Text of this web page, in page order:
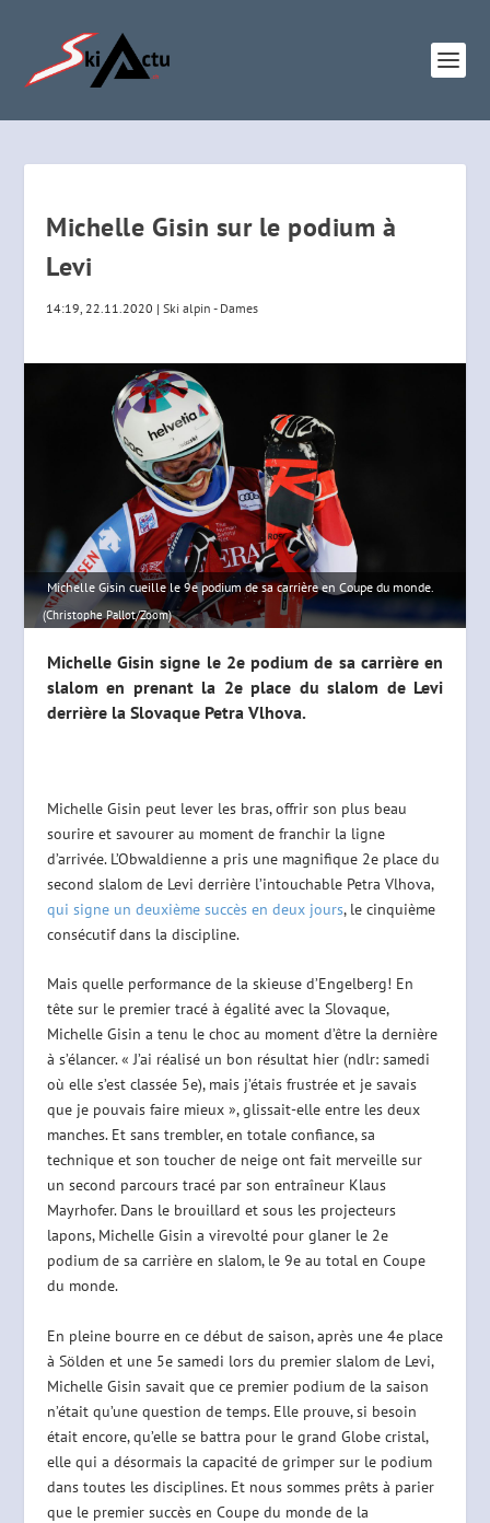
Michelle Gisin sur le podium à
Levi
14:19, 22.11.2020 |Ski alpin - Dames
Michelle Gisin cueille le 9e podium de sa carrière en Coupe du monde.
(Christophe Pallot/Zoom)
Michelle Gisin signe le 2e podium de sa carrière en
slalom en prenant la 2e place du slalom de Levi
derrière la Slovaque Petra Vlhova.
Michelle Gisin peut lever les bras, offrir son plus beau
sourire et savourer au moment de franchir la ligne
d’arrivée. L’Obwaldienne a pris une magnifique 2e place du
second slalom de Levi derrière l’intouchable Petra Vlhova,
qui signe un deuxième succès en deux jours, le cinquième
consécutif dans la discipline.
Mais quelle performance de la skieuse d’Engelberg! En
tête sur le premier tracé à égalité avec la Slovaque,
Michelle Gisin a tenu le choc au moment d’être la dernière
à s’élancer. « J’ai réalisé un bon résultat hier (ndlr: samedi
où elle s’est classée 5e), mais j’étais frustrée et je savais
que je pouvais faire mieux », glissait-elle entre les deux
manches. Et sans trembler, en totale confiance, sa
technique et son toucher de neige ont fait merveille sur
un second parcours tracé par son entraîneur Klaus
Mayrhofer. Dans le brouillard et sous les projecteurs
lapons, Michelle Gisin a virevolté pour glaner le 2e
podium de sa carrière en slalom, le 9e au total en Coupe
du monde.
En pleine bourre en ce début de saison, après une 4e place
à Sölden et une 5e samedi lors du premier slalom de Levi,
Michelle Gisin savait que ce premier podium de la saison
n’était qu’une question de temps. Elle prouve, si besoin
était encore, qu’elle se battra pour le grand Globe cristal,
elle qui a désormais la capacité de grimper sur le podium
dans toutes les disciplines. Et nous sommes prêts à parier
que le premier succès en Coupe du monde de la